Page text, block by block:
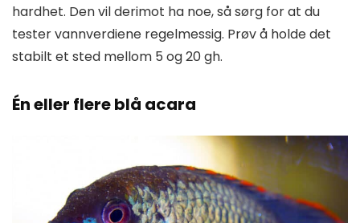
hardhet. Den vil derimot ha noe, så sørg for at du
tester vannverdiene regelmessig. Prøv å holde det
stabilt et sted mellom 5 og 20 gh.
Én eller flere blå acara